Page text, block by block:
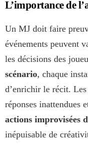
L’importance de
Un MJ doit faire
événements peuvent
les décisions des
scénario, chaque
d’enrichir le récit.
réponses inattendues
actions improvisées
inépuisable de